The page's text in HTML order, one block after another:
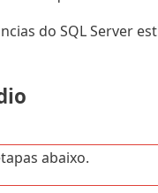
do SQL Server
abaixo.